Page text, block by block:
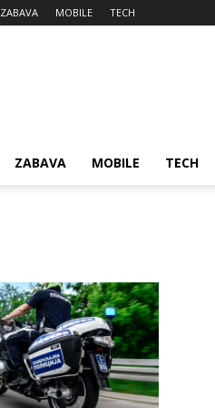
ZABAVA MOBILE TECH
ZABAVA MOBILE TECH